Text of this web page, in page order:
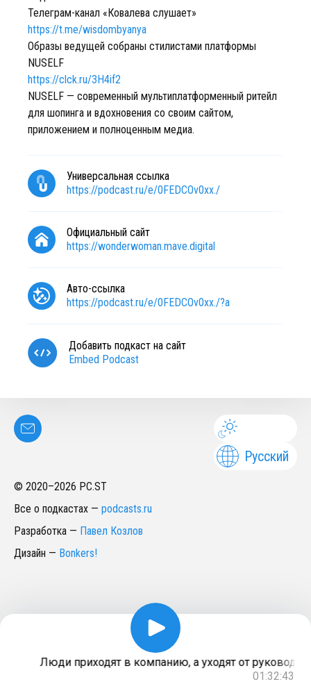
Телеграм-канал «Ковалева слушает»
https://t.me/wisdombyanya
Образы ведущей собраны стилистами платформы
NUSELF
https://clck.ru/3H4if2
NUSELF — современный мультиплатформенный ритейл
для шопинга и вдохновения со своим сайтом,
приложением и полноценным медиа.
Универсальная ссылка
https://podcast.ru/e/0FEDCOv0xx./
Официальный сайт
https://wonderwoman.mave.digital
Авто-ссылка
https://podcast.ru/e/0FEDCOv0xx./?a
Добавить подкаст на сайт
Embed Podcast
Русский
© 2020–2026 PC.ST
Все о подкастах — podcasts.ru
Разработка — Павел Козлов
Дизайн — Bonkers!
Люди приходят в компанию, а уходят от
01:32:43